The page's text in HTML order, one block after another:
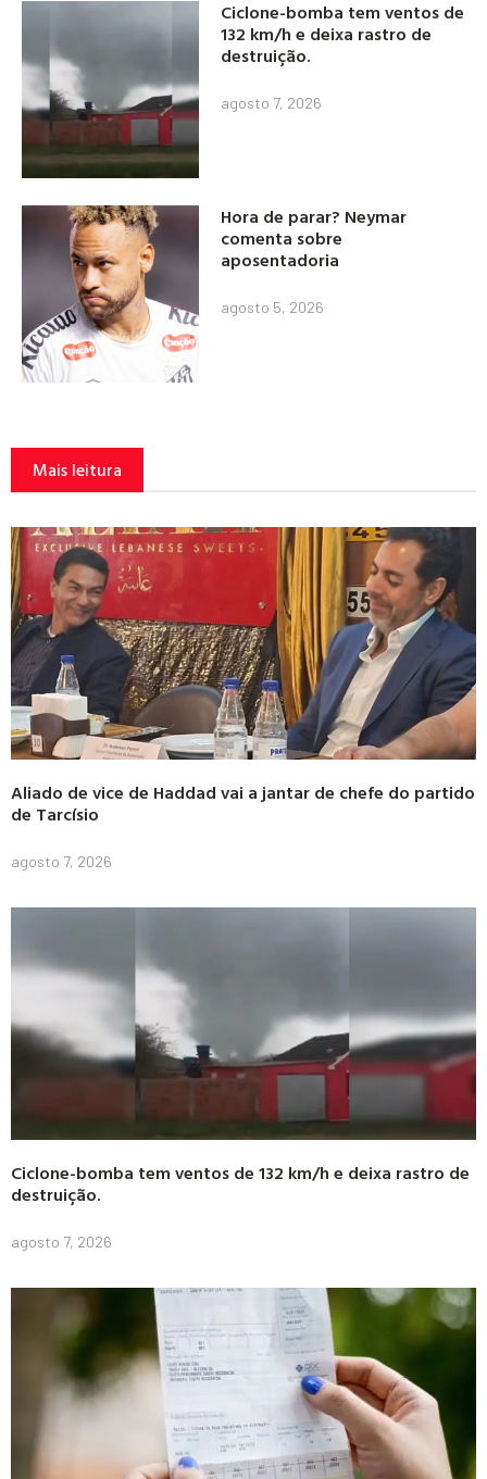
Ciclone-bomba tem ventos de
132 km/h e deixa rastro de
destruição.
agosto 7, 2026
Hora de parar? Neymar
comenta sobre
aposentadoria
agosto 5, 2026
Mais leitura
Aliado de vice de Haddad vai a jantar de chefe do partido
de Tarcísio
agosto 7, 2026
Ciclone-bomba tem ventos de 132 km/h e deixa rastro de
destruição.
agosto 7, 2026